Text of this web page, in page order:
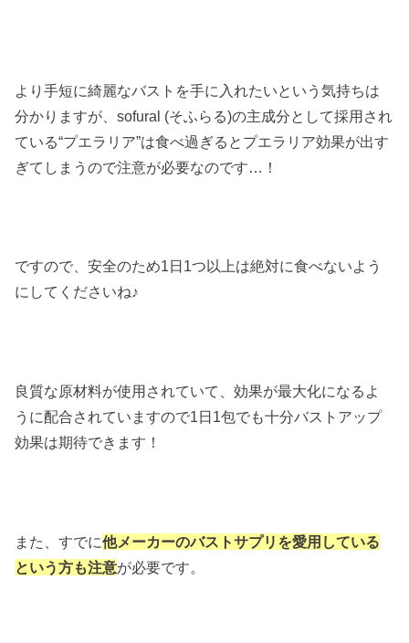
より手短に綺麗なバストを手に入れたいという気持ちは
分かりますが、sofural (そふらる)の主成分として採用され
ている“プエラリア”は食べ過ぎるとプエラリア効果が出す
ぎてしまうので注意が必要なのです…！
ですので、安全のため1日1つ以上は絶対に食べないよう
にしてくださいね♪
良質な原材料が使用されていて、効果が最大化になるよ
うに配合されていますので1日1包でも十分バストアップ
効果は期待できます！
また、すでに他メーカーのバストサプリを愛用している
という方も注意が必要です。